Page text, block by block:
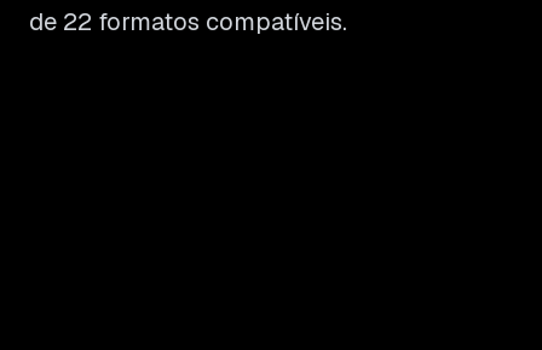
de 22 formatos compatíveis.